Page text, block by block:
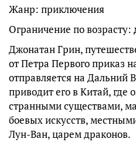
Жанр: приключения
Ограничение по возрасту:
Джонатан Грин,
от Петра Первого приказ
отправляется на Дальний
приводит его в Китай, где
странными существами,
боевых искусств,
Лун-Ван, царем драконов.